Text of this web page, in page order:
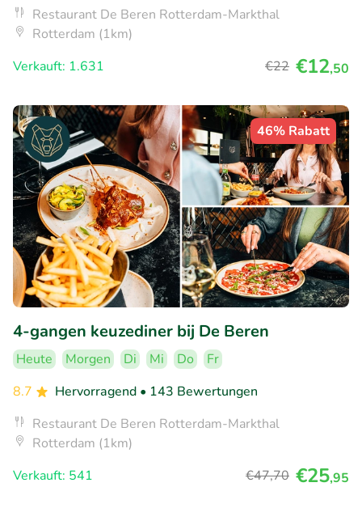
Restaurant De Beren Rotterdam-Markthal
Rotterdam (1km)
Verkauft: 1.631
€22 €12,50
46% Rabatt
4-gangen keuzediner bij De Beren
Heute Morgen Di Mi Do
Fr
8.7
Hervorragend • 143 Bewertungen
Restaurant De Beren Rotterdam-Markthal
Rotterdam (1km)
Verkauft: 541
€47,70 €25,95